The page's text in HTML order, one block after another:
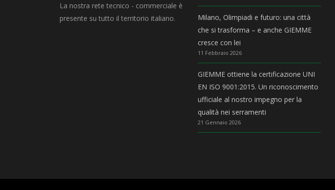
La nostra rete tecnico - commerciale è
presente su tutto il territorio italiano.
Milano, Olimpiadi e futuro: una città
che si trasforma – e anche GIEMME
cresce con lei
11 Febbraio 2026
GIEMME ottiene la certificazione UNI
EN ISO 9001:2015. Un riconoscimento
ufficiale al nostro impegno per la
qualità nei serramenti
21 Gennaio 2026